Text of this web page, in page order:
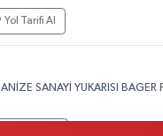
Yol Tarifi Al
SANAYİ YUKARISI BAGER